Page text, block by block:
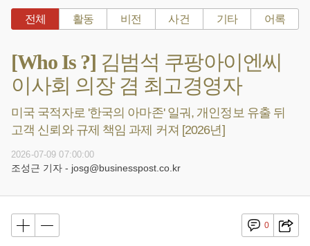
전체 활동 비전 사건 기타 어록
[Who Is ?] 김범석 쿠팡아이엔씨
이사회 의장 겸 최고경영자
미국 국적자로 '한국의 아마존' 일궈, 개인정보 유출 뒤
고객 신뢰와 규제 책임 과제 커져 [2026년]
2026-07-09 07:00:00
조성근 기자 - josg@businesspost.co.kr
0